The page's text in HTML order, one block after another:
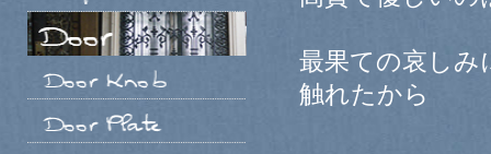
最果ての哀しみ
触れたから